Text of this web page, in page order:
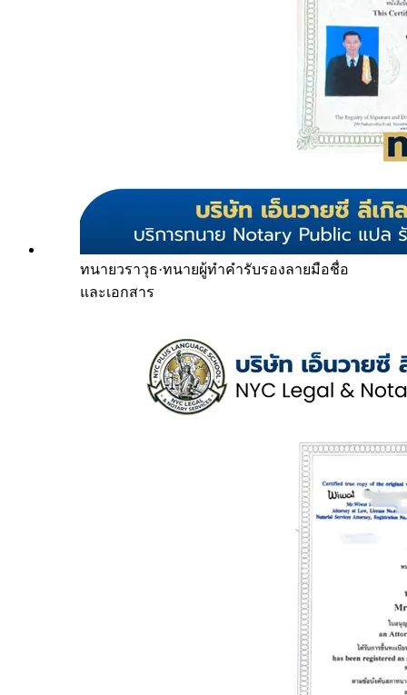
ทนายวราวุธ·ทนายผู้ทำคำรับรองลายมือชื่อ
และเอกสาร